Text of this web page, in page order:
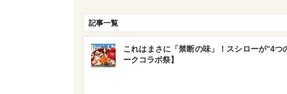
記事一覧
これはまさに「禁断の味」！スシローが“4つ
ークコラボ祭】